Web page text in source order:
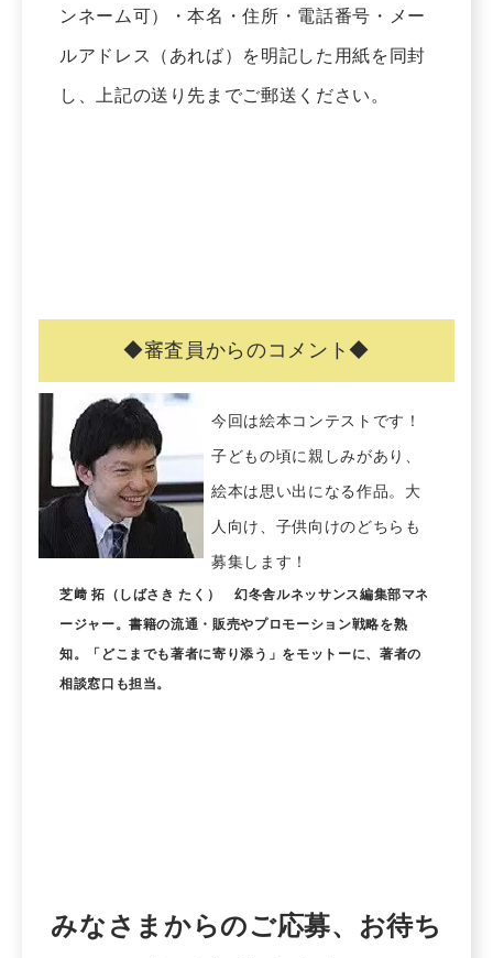
ンネーム可）・本名・住所・電話番号・メー
ルアドレス（あれば）を明記した用紙を同封
し、上記の送り先までご郵送ください。
◆審査員からのコメント◆
今回は絵本コンテストです！
子どもの頃に親しみがあり、
絵本は思い出になる作品。大
人向け、子供向けのどちらも
募集します！
芝﨑 拓（しばさき たく） 幻冬舎ルネッサンス編集部マネ
ージャー。書籍の流通・販売やプロモーション戦略を熟
知。「どこまでも著者に寄り添う」をモットーに、著者の
相談窓口も担当。
みなさまからのご応募、お待ち